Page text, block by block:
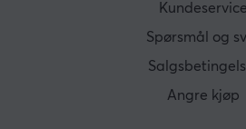
Kundeservice
Spørsmål og
Angre kjøp